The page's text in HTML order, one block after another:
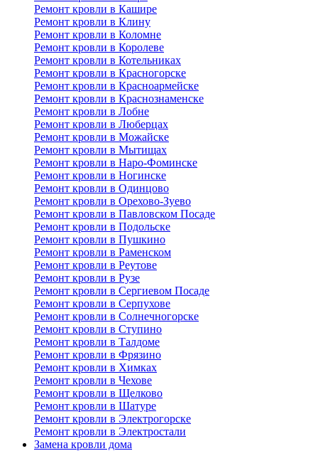
Ремонт кровли в Кашире
Ремонт кровли в Клину
Ремонт кровли в Коломне
Ремонт кровли в Королеве
Ремонт кровли в Котельниках
Ремонт кровли в Красногорске
Ремонт кровли в Красноармейске
Ремонт кровли в Краснознаменске
Ремонт кровли в Лобне
Ремонт кровли в Люберцах
Ремонт кровли в Можайске
Ремонт кровли в Мытищах
Ремонт кровли в Наро-Фоминске
Ремонт кровли в Ногинске
Ремонт кровли в Одинцово
Ремонт кровли в Орехово-Зуево
Ремонт кровли в Павловском Посаде
Ремонт кровли в Подольске
Ремонт кровли в Пушкино
Ремонт кровли в Раменском
Ремонт кровли в Реутове
Ремонт кровли в Рузе
Ремонт кровли в Сергиевом Посаде
Ремонт кровли в Серпухове
Ремонт кровли в Солнечногорске
Ремонт кровли в Ступино
Ремонт кровли в Талдоме
Ремонт кровли в Фрязино
Ремонт кровли в Химках
Ремонт кровли в Чехове
Ремонт кровли в Щелково
Ремонт кровли в Шатуре
Ремонт кровли в Электрогорске
Ремонт кровли в Электростали
Замена кровли дома